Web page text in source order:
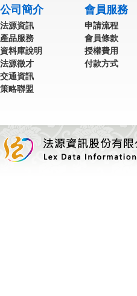
公司簡介
法源資訊
產品服務
資料庫說明
法源徵才
交通資訊
策略聯盟
會員服務
申請流程
會員條款
授權費用
付款方式